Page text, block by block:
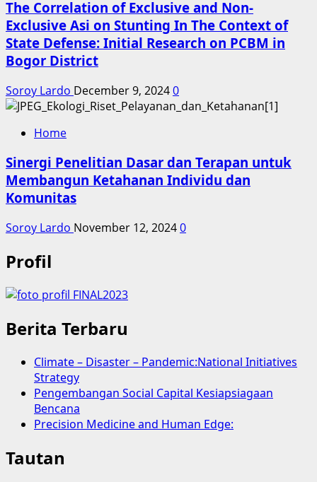
The Correlation of Exclusive and Non-
Exclusive Asi on Stunting In The Context of
State Defense: Initial Research on PCBM in
Bogor District
Soroy Lardo December 9, 20240
Home
Sinergi Penelitian Dasar dan Terapan untuk
Membangun Ketahanan Individu dan
Komunitas
Soroy Lardo November 12, 20240
Profil
Berita Terbaru
Climate – Disaster – Pandemic:National Initiatives
Strategy
Pengembangan Social Capital Kesiapsiagaan
Bencana
Precision Medicine and Human Edge:
Tautan